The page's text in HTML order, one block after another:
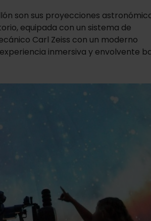
son sus proyecciones
equipada con un sistema de
Carl Zeiss con un moderno
inmersiva y envolvente